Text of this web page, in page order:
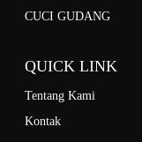
CUCI GUDANG
QUICK LINK
Tentang Kami
Kontak